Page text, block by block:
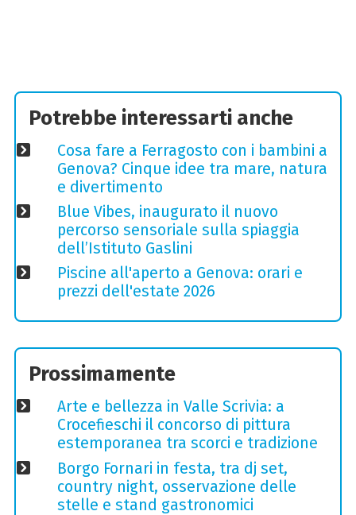
Potrebbe interessarti anche
Cosa fare a Ferragosto con i bambini a
Genova? Cinque idee tra mare, natura
e divertimento
Blue Vibes, inaugurato il nuovo
percorso sensoriale sulla spiaggia
dell’Istituto Gaslini
Piscine all'aperto a Genova: orari e
prezzi dell'estate 2026
Prossimamente
Arte e bellezza in Valle Scrivia: a
Crocefieschi il concorso di pittura
estemporanea tra scorci e tradizione
Borgo Fornari in festa, tra dj set,
country night, osservazione delle
stelle e stand gastronomici